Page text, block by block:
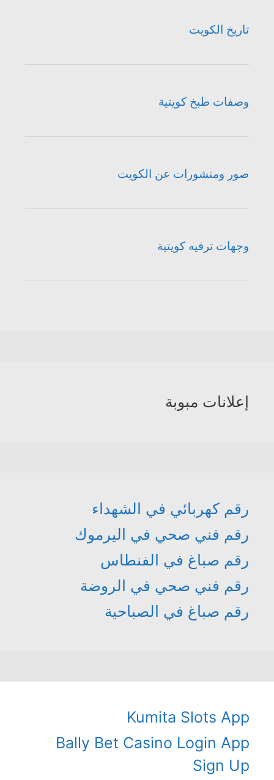
تاريخ الكويت
وصفات طبخ كويتية
صور ومنشورات عن الكويت
وجهات ترفيه كويتية
إعلانات مبوبة
رقم كهربائي في الشهداء
رقم فني صحي في اليرموك
رقم صباغ في الفنطاس
رقم فني صحي في الروضة
رقم صباغ في الصباحية
Kumita Slots App
Bally Bet Casino Login App
Sign Up